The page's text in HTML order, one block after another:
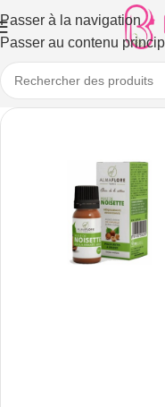
Passer à la navigation
Passer au contenu